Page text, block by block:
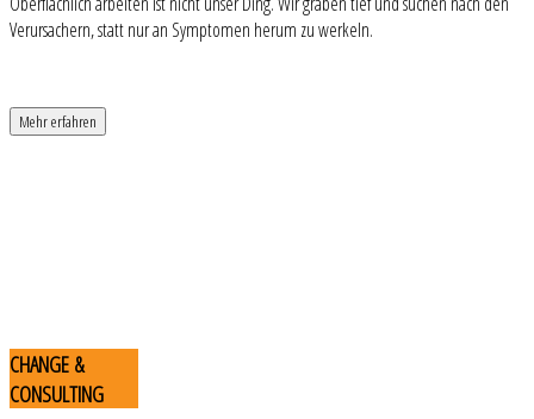
Verursachern, statt nur an Symptomen herum zu werkeln.
Mehr erfahren
CHANGE &
CONSULTING